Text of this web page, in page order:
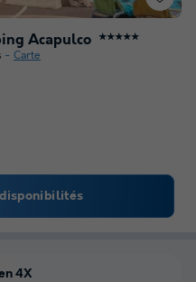
Acapulco ★★★★★
Carte
4X